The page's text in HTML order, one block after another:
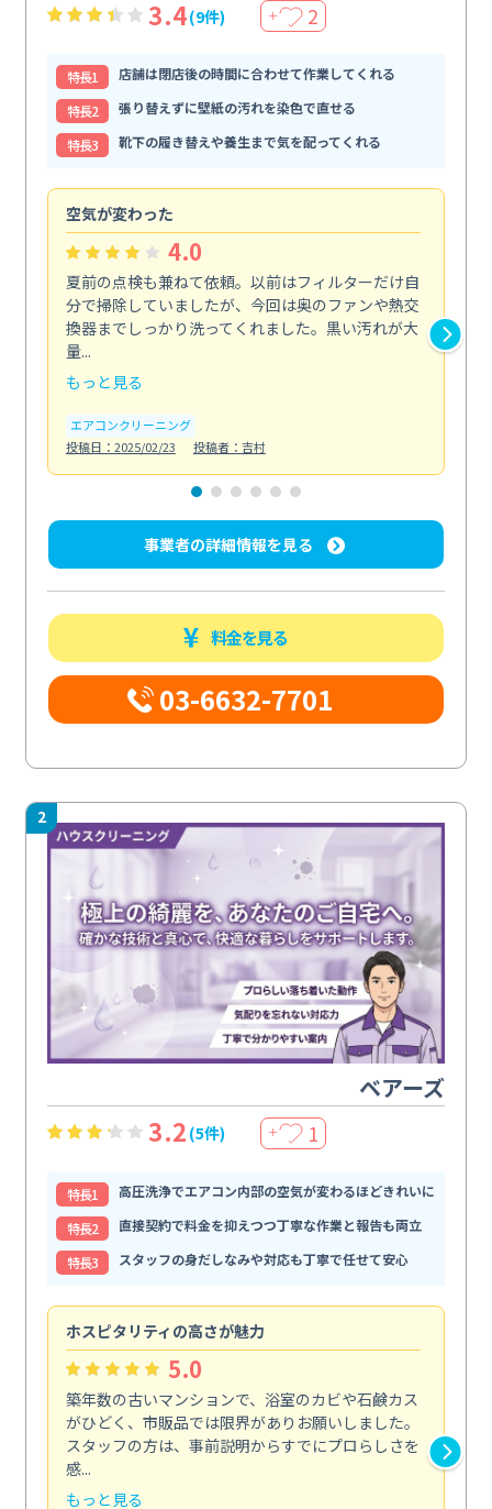
3.4(9件) ＋ 2
特⻑1
店舗は閉店後の時間に合わせて作業してくれる
特⻑2
張り替えずに壁紙の汚れを染色で直せる
特⻑3
靴下の履き替えや養生まで気を配ってくれる
空気が変わった
4.0
夏前の点検も兼ねて依頼。以前はフィルターだけ自
分で掃除していましたが、今回は奥のファンや熱交
換器までしっかり洗ってくれました。黒い汚れが大
量...
もっと見る
エアコンクリーニング
投稿日：2025/02/23
投稿者：吉村
事業者の詳細情報を見る
料金を見る
03-6632-7701
2
ベアーズ
3.2 (5件) ＋ 1
特⻑1
高圧洗浄でエアコン内部の空気が変わるほどきれいに
特⻑2
直接契約で料金を抑えつつ丁寧な作業と報告も両立
特⻑3
スタッフの身だしなみや対応も丁寧で任せて安心
ホスピタリティの高さが魅力
5.0
築年数の古いマンションで、浴室のカビや石鹸カス
がひどく、市販品では限界がありお願いしました。
スタッフの方は、事前説明からすでにプロらしさを
感...
もっと見る